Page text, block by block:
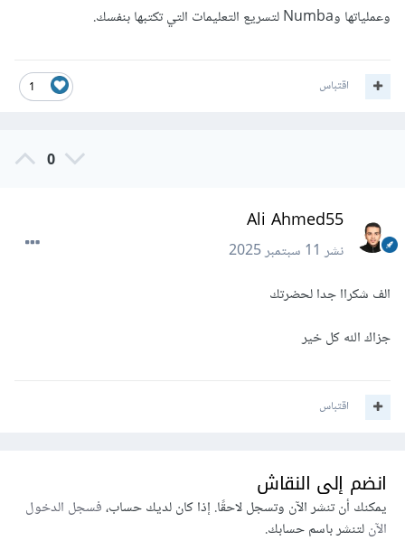
وعملياتها وNumba لتسريع التعليمات التي تكتبها بنفسك.
1 اقتباس
0
Ali Ahmed55
نشر11 سبتمبر 2025
الف شكراا جدا لحضرتك
جزاك الله كل خير
اقتباس
انضم إلى النقاش
يمكنك أن تنشر الآن وتسجل لاحقًا. إذا كان لديك حساب،فسجل الدخول
الآنلتنشر باسم حسابك.